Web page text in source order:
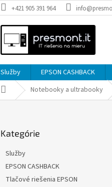
+421 905 391 964
Služby EPSON CASHBACK
DomovNotebooky a ultrabooky
kategórie
Kategórie
Služby
EPSON CASHBACK
Tlačové riešenia EPSON